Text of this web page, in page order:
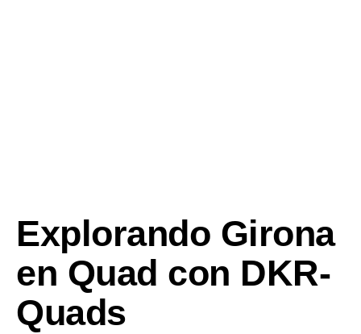
Explorando Girona
en Quad con DKR-
Quads